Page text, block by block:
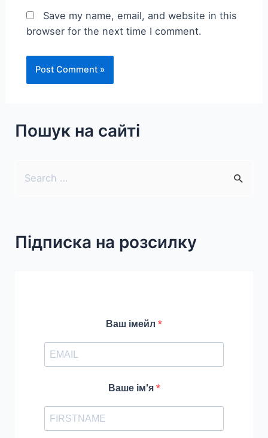
Save my name, email, and website in this
browser for the next time I comment.
Пошук на сайті
cПідписка на розсилку
Ваш імейл
Ваше ім'я